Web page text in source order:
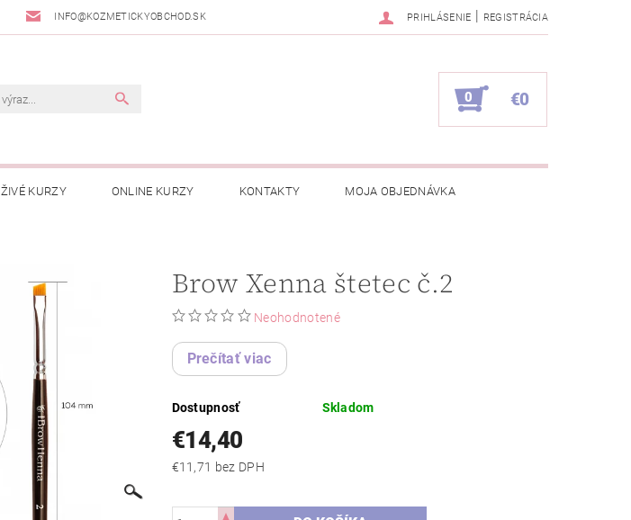
INFO@KOZMETICKYOBCHOD.SK PRIHLÁSENIE | REGISTRÁCIA
0 €0
ŽIVÉ KURZY ONLINE KURZY KONTAKTY MOJA OBJEDNÁVKA
Brow Xenna štetec č.2
Neohodnotené
Prečítať viac
Dostupnosť Skladom
€14,40
€11,71 bez DPH